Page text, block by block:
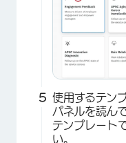
使用するテン
パネルを読ん
テンプレート
い。